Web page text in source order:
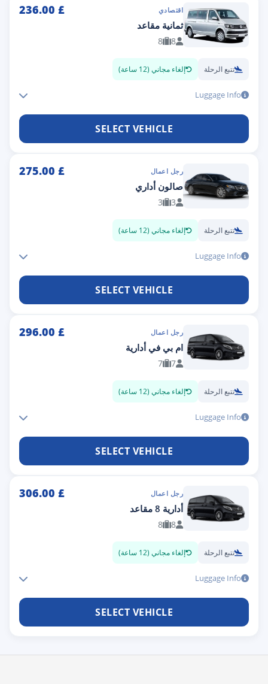
اقتصادي £
236.00
ثمانية مقاعد
8
8
تتبع الرحلة إلغاء مجاني (12 ساعة)
Luggage Info
SELECT VEHICLE
رجل اعمال £
275.00
صالون أداري
3
3
تتبع الرحلة إلغاء مجاني (12 ساعة)
Luggage Info
SELECT VEHICLE
رجل اعمال £
296.00
ام بي في أدارية
7
7
تتبع الرحلة إلغاء مجاني (12 ساعة)
Luggage Info
SELECT VEHICLE
رجل اعمال £
306.00
أدارية 8 مقاعد
8
8
تتبع الرحلة إلغاء مجاني (12 ساعة)
Luggage Info
SELECT VEHICLE